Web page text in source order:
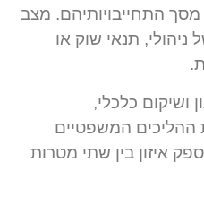
התחייבויותיהם. מצב
תנאי שוק או
ושיקום כלכלי,
את ההליכים המשפטיים
איזון בין שתי מטרות